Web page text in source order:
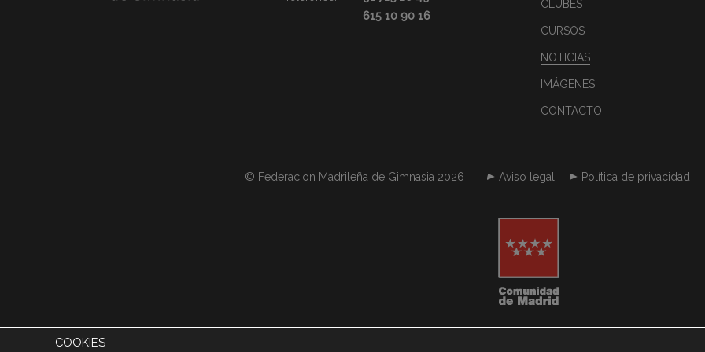
615 10 90 16
CLUBES
CURSOS
NOTICIAS
IMÁGENES
CONTACTO
© Federacion Madrileña de Gimnasia 2026 Aviso legal Política de privacidad
COOKIES